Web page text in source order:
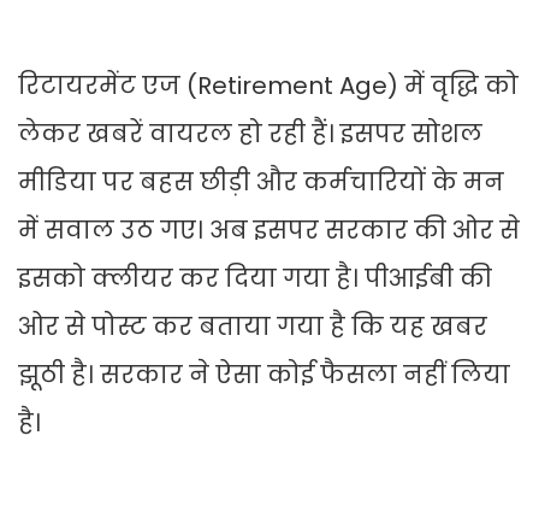
रिटायरमेंट एज (Retirement Age) में वृद्धि को
लेकर खबरें वायरल हो रही हैं। इसपर सोशल
मीडिया पर बहस छीड़ी और कर्मचारियों के मन
में सवाल उठ गए। अब इसपर सरकार की ओर से
इसको क्लीयर कर दिया गया है। पीआईबी की
ओर से पोस्ट कर बताया गया है कि यह खबर
झूठी है। सरकार ने ऐसा कोई फैसला नहीं लिया
है।